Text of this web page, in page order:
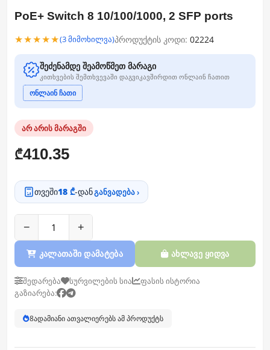
PoE+ Switch 8 10/100/1000, 2 SFP ports
★★★★★(3 მიმოხილვა)პროდუქტის კოდი: 02224
შეძენამდე შეამოწმეთ მარაგი
კითხვების შემთხვევაში დაგვიკავშირდით ონლაინ ჩათით
ონლაინ ჩათი
არ არის მარაგში
₾410.35
თვეში18 ₾-დანგანვადება ›
− +
კალათაში დამატება ახლავე ყიდვა
შედარება სურვილების სია
ფასის ისტორია
გაზიარება:
8ადამიანი ათვალიერებს ამ პროდუქტს